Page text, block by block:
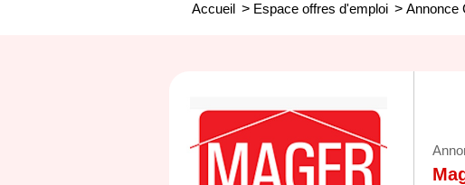
Accueil > Espace offres d'emploi > Annonce